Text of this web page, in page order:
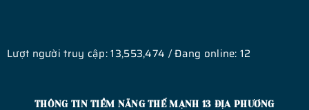
Lượt người truy cập: 13,553,474 / Đang online: 12
THÔNG TIN TIỀM NĂNG THẾ MẠNH 13 ĐỊA PHƯƠNG